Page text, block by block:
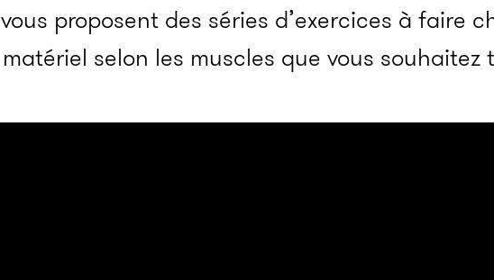
proposent des séries d’exercices à faire
selon les muscles que vous souhaitez